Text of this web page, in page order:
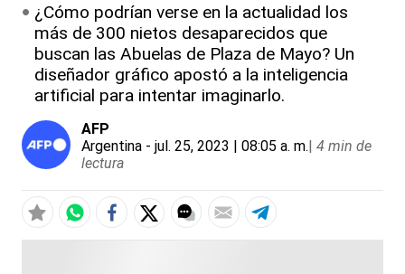
¿Cómo podrían verse en la actualidad los
más de 300 nietos desaparecidos que
buscan las Abuelas de Plaza de Mayo? Un
diseñador gráfico apostó a la inteligencia
artificial para intentar imaginarlo.
AFP
Argentina - jul. 25, 2023 | 08:05 a. m.| 4 min de
lectura